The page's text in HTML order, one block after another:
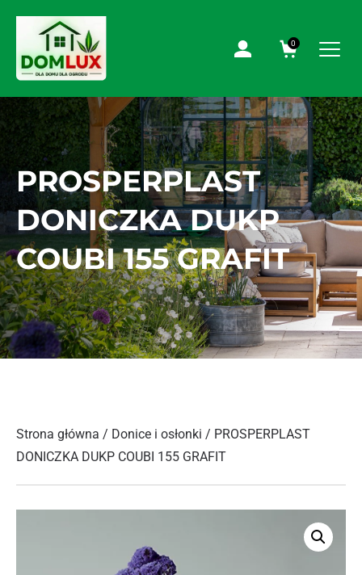
0
PROSPERPLAST
DONICZKA DUKP
COUBI 155 GRAFIT
Strona główna / Donice i osłonki / PROSPERPLAST
DONICZKA DUKP COUBI 155 GRAFIT